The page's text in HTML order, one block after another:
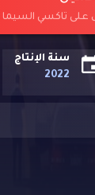
على تاكسي السيما
سنة الإنتاج
2022